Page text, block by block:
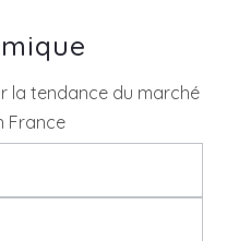
la tendance du marché
France